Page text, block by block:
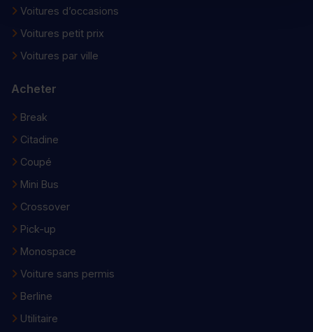
Voitures d’occasions
Voitures petit prix
Voitures par ville
Acheter
Break
Citadine
Coupé
Mini Bus
Crossover
Pick-up
Monospace
Voiture sans permis
Berline
Utilitaire